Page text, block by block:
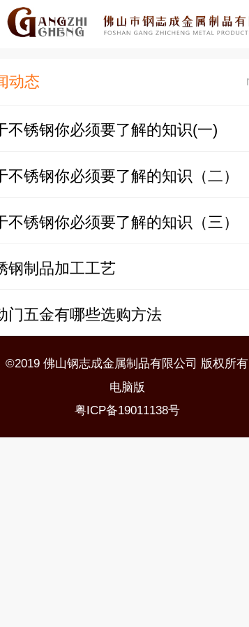
-
动态
不锈钢你必须要了解的知识(一)
不锈钢你必须要了解的知识（二）
不锈钢你必须要了解的知识（三）
钢制品加工工艺
门五金有哪些选购方法
©2019 佛山钢志成金属制品有限公司 版权所有
电脑版
粤ICP备19011138号